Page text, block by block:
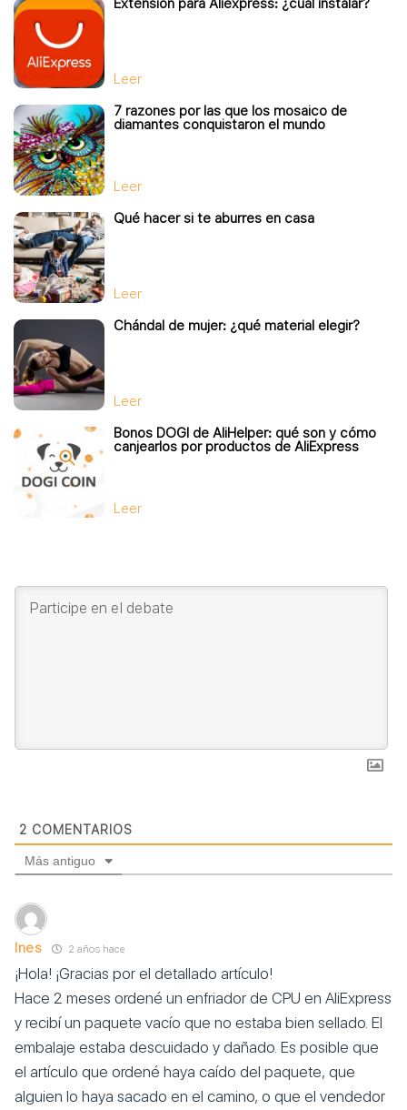
Extensión para Aliexpress: ¿cuál instalar?
Leer
7 razones por las que los mosaico de
diamantes conquistaron el mundo
Leer
Qué hacer si te aburres en casa
Leer
Chándal de mujer: ¿qué material elegir?
Leer
Bonos DOGI de AliHelper: qué son y cómo
canjearlos por productos de AliExpress
Leer
2 COMENTARIOS
Más antiguo
Ines 2 años hace
¡Hola! ¡Gracias por el detallado artículo!
Hace 2 meses ordené un enfriador de CPU en AliExpress
y recibí un paquete vacío que no estaba bien sellado. El
embalaje estaba descuidado y dañado. Es posible que
el artículo que ordené haya caído del paquete, que
alguien lo haya sacado en el camino, o que el vendedor